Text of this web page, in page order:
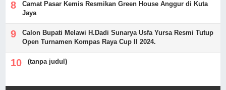
Camat Pasar Kemis Resmikan Green House Anggur di Kuta
Jaya
Calon Bupati Melawi H.Dadi Sunarya Usfa Yursa Resmi Tutup
Open Turnamen Kompas Raya Cup II 2024.
(tanpa judul)